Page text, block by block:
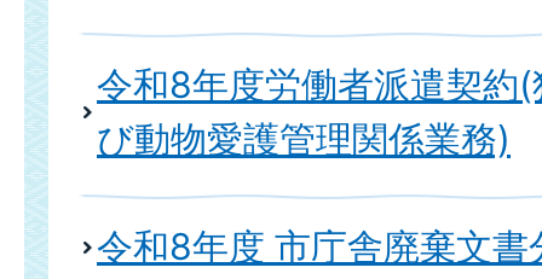
令和8年度労働者派遣契約
び動物愛護管理関係業務)
令和8年度 市庁舎廃棄文書